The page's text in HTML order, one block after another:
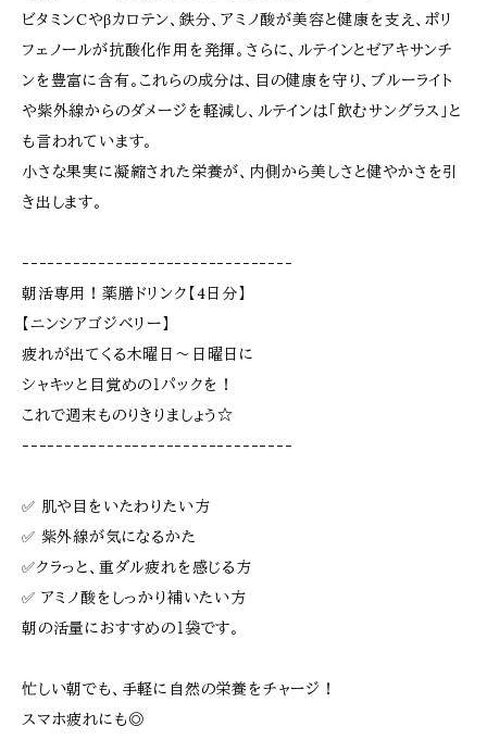
ビタミンCやβカロテン、鉄分、アミノ酸が美容と健康を支え、ポリ
フェノールが抗酸化作用を発揮。さらに、ルテインとゼアキサンチ
ンを豊富に含有。これらの成分は、目の健康を守り、ブルーライト
や紫外線からのダメージを軽減し、ルテインは「飲むサングラス」と
も言われています。
小さな果実に凝縮された栄養が、内側から美しさと健やかさを引
き出します。
--------------------------------
朝活専用！薬膳ドリンク【4日分】
【ニンシアゴジベリー】
疲れが出てくる木曜日～日曜日に
シャキッと目覚めの１パックを！
これで週末ものりきりましょう☆
--------------------------------
✅ 肌や目をいたわりたい方
✅ 紫外線が気になるかた
✅クラっと、重ダル疲れを感じる方
✅ アミノ酸をしっかり補いたい方
朝の活量におすすめの１袋です。
忙しい朝でも、手軽に自然の栄養をチャージ！
スマホ疲れにも◎